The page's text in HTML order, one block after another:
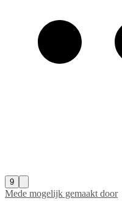
9
Mede mogelijk gemaakt door